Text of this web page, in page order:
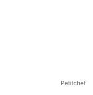
Petitchef